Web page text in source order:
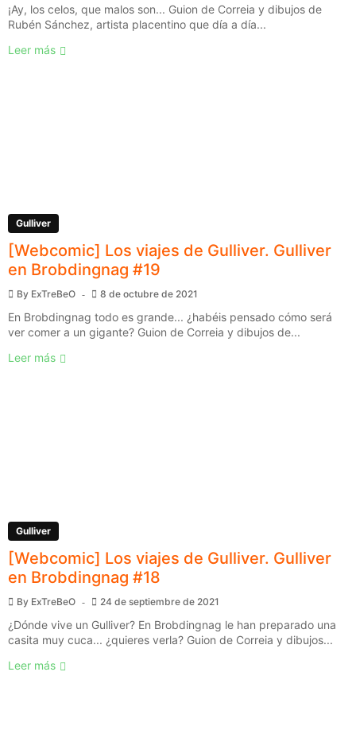
¡Ay, los celos, que malos son... Guion de Correia y dibujos de
Rubén Sánchez, artista placentino que día a día...
Leer más
Gulliver
[Webcomic] Los viajes de Gulliver. Gulliver
en Brobdingnag #19
By ExTreBeO 8 de octubre de 2021
En Brobdingnag todo es grande... ¿habéis pensado cómo será
ver comer a un gigante? Guion de Correia y dibujos de...
Leer más
Gulliver
[Webcomic] Los viajes de Gulliver. Gulliver
en Brobdingnag #18
By ExTreBeO 24 de septiembre de 2021
¿Dónde vive un Gulliver? En Brobdingnag le han preparado una
casita muy cuca... ¿quieres verla? Guion de Correia y dibujos...
Leer más